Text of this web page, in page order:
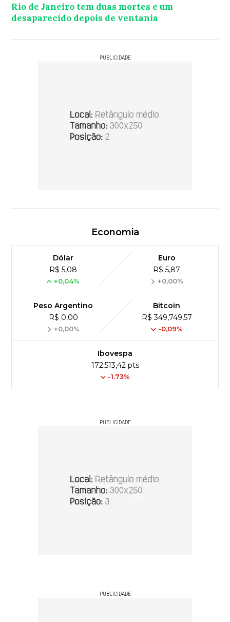
Rio de Janeiro tem duas mortes e um
desaparecido depois de ventania
PUBLICIDADE
Economia
Dólar
R$ 5,08
+0,04%
Euro
R$ 5,87
+0,00%
Peso Argentino
R$ 0,00
+0,00%
Bitcoin
R$ 349,749,57
-0,09%
Ibovespa
172,513,42 pts
-1.73%
PUBLICIDADE
PUBLICIDADE